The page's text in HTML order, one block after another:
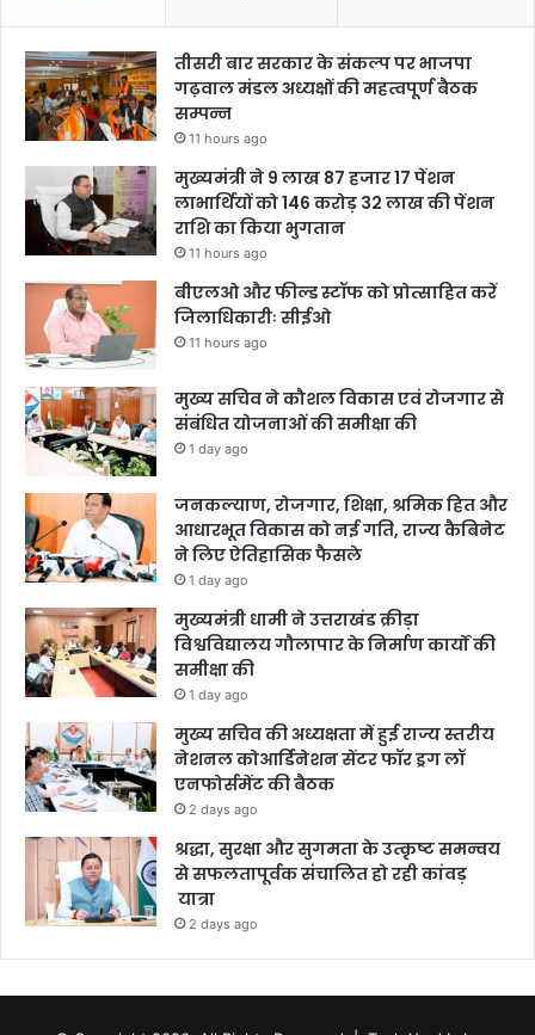
तीसरी बार सरकार के संकल्प पर भाजपा
गढ़वाल मंडल अध्यक्षों की महत्वपूर्ण बैठक
सम्पन्न
11 hours ago
मुख्यमंत्री ने 9 लाख 87 हजार 17 पेंशन
लाभार्थियों को 146 करोड़ 32 लाख की पेंशन
राशि का किया भुगतान
11 hours ago
बीएलओ और फील्ड स्टॉफ को प्रोत्साहित करें
जिलाधिकारीः सीईओ
11 hours ago
मुख्य सचिव ने कौशल विकास एवं रोजगार से
संबंधित योजनाओं की समीक्षा की
1 day ago
जनकल्याण, रोजगार, शिक्षा, श्रमिक हित और
आधारभूत विकास को नई गति, राज्य कैबिनेट
ने लिए ऐतिहासिक फैसले
1 day ago
मुख्यमंत्री धामी ने उत्तराखंड क्रीड़ा
विश्वविद्यालय गौलापार के निर्माण कार्यों की
समीक्षा की
1 day ago
मुख्य सचिव की अध्यक्षता में हुई राज्य स्तरीय
नेशनल कोआर्डिनेशन सेंटर फॉर ड्रग लॉ
एनफोर्समेंट की बैठक
2 days ago
श्रद्धा, सुरक्षा और सुगमता के उत्कृष्ट समन्वय
से सफलतापूर्वक संचालित हो रही कांवड़
यात्रा
2 days ago